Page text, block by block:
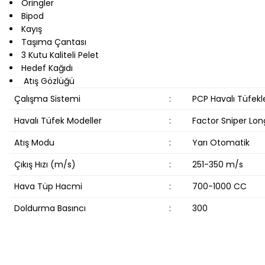
Oringler
Bipod
Kayış
Taşıma Çantası
3 Kutu Kaliteli Pelet
Hedef Kağıdı
Atış Gözlüğü
Çalışma Sistemi
:
PCP Havalı
Havalı Tüfek Modeller
:
Factor Sniper
Atış Modu
:
Yarı Otomatik
Çıkış Hızı (m/s)
:
251-350 m/s
Hava Tüp Hacmi
:
700-1000 CC
Doldurma Basıncı
: 300